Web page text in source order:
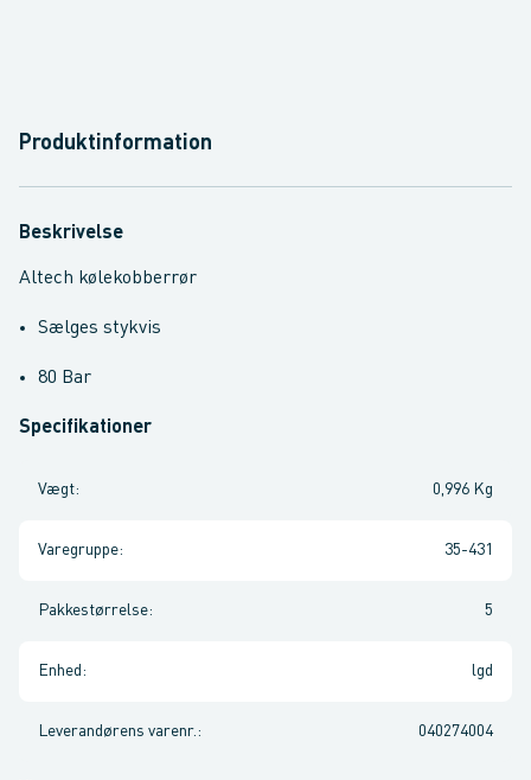
Produktinformation
Beskrivelse
Altech kølekobberrør
Sælges stykvis
80 Bar
Specifikationer
Vægt: 0,996 Kg
Varegruppe: 35-431
Pakkestørrelse: 5
Enhed : lgd
Leverandørens varenr. : 040274004